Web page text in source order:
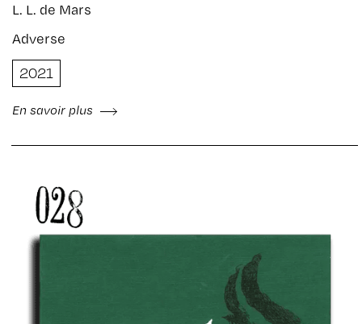
L. L. de Mars
Adverse
2021
En savoir plus